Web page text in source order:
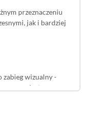
przeznaczeniu
jak i bardziej
zabieg wizualny -
gres jest